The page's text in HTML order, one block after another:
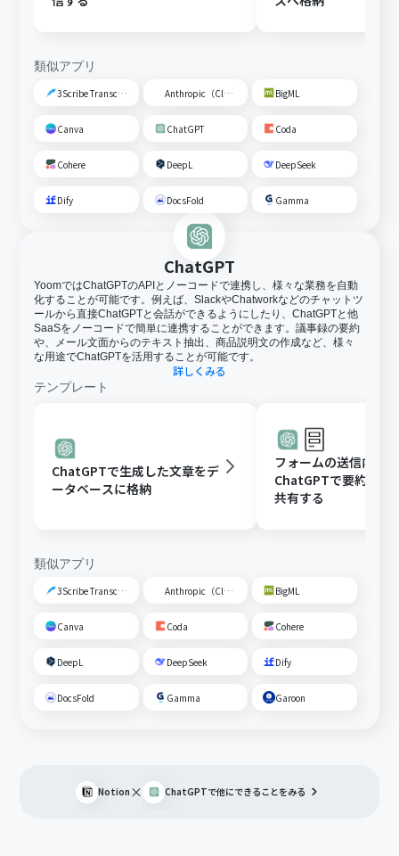
類似アプリ
3Scribe Transcription Anthropic（Claude） BigML
Canva ChatGPT Coda
Cohere DeepL DeepSeek
Dify DocsFold Gamma
ChatGPT
YoomではChatGPTのAPIとノーコードで連携し、様々な業務を自動
化することが可能です。例えば、SlackやChatworkなどのチャットツ
ールから直接ChatGPTと会話ができるようにしたり、ChatGPTと他
SaaSをノーコードで簡単に連携することができます。議事録の要約
や、メール文面からのテキスト抽出、商品説明文の作成など、様々
な用途でChatGPTを活用することが可能です。
詳しくみる
テンプレート
ChatGPTで生成した文章をデ
ータベースに格納
フォームの送信内容を
ChatGPTで要約し、
共有する
類似アプリ
3Scribe Transcription Anthropic（Claude） BigML
Canva Coda Cohere
DeepL DeepSeek Dify
DocsFold Gamma Garoon
Notion × ChatGPTで他にできることをみる